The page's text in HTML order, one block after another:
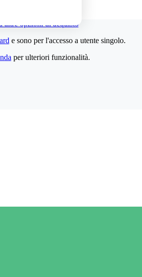
altre opzioni di acquisto
e sono per l'accesso a utente singolo.
per ulteriori funzionalità.